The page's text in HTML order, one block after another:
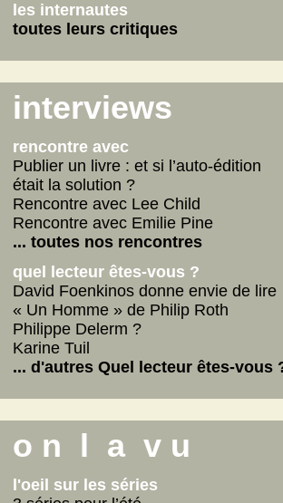
les autres critiques des internautes
Scarlett
La fabrique des pervers
... lire les autres
les internautes
toutes leurs critiques
interviews
rencontre avec
Publier un livre : et si l’auto-édition
était la solution ?
Rencontre avec Lee Child
Rencontre avec Emilie Pine
... toutes nos rencontres
quel lecteur êtes-vous ?
David Foenkinos donne envie de lire
« Un Homme » de Philip Roth
Philippe Delerm ?
Karine Tuil
... d'autres Quel lecteur êtes-vous
o n l a v u
l'oeil sur les séries